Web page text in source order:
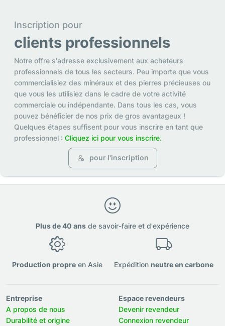
Inscription pour
clients professionnels
Notre offre s'adresse exclusivement aux acheteurs
professionnels de tous les secteurs. Peu importe que vous
commercialisiez des minéraux et des pierres précieuses ou
que vous les utilisiez dans le cadre de votre activité
commerciale ou indépendante. Dans tous les cas, vous
pouvez bénéficier de nos prix de gros avantageux !
Quelques étapes suffisent pour vous inscrire en tant que
professionnel : Cliquez ici pour vous inscrire.
pour l'inscription
Plus de 40 ans de savoir-faire et d'expérience
Production propreen Asie Expédition neutre en carbone
Entreprise
A propos de nous
Durabilité et origine
Espace revendeurs
Devenir revendeur
Connexion revendeur